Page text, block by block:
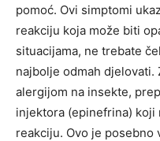
pomoć. Ovi simptomi
reakciju koja može biti
situacijama, ne trebate
najbolje odmah djelovati.
alergijom na insekte,
injektora (epinefrina)
reakciju. Ovo je